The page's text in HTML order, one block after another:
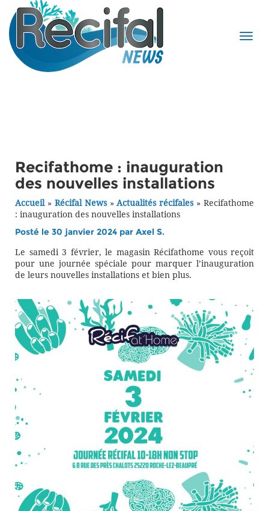
Recifathome : inauguration
des nouvelles installations
Accueil» Récifal News»Actualités récifales» Recifathome
: inauguration des nouvelles installations
Posté le 30 janvier 2024 par Axel S.
Le samedi 3 février, le magasin Récifathome vous reçoit
pour une journée spéciale pour marquer l’inauguration
de leurs nouvelles installations et bien plus.